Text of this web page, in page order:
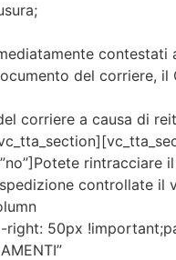
contestati
del corriere,
corriere a causa di
rintracciare
controllate il
right: 50px